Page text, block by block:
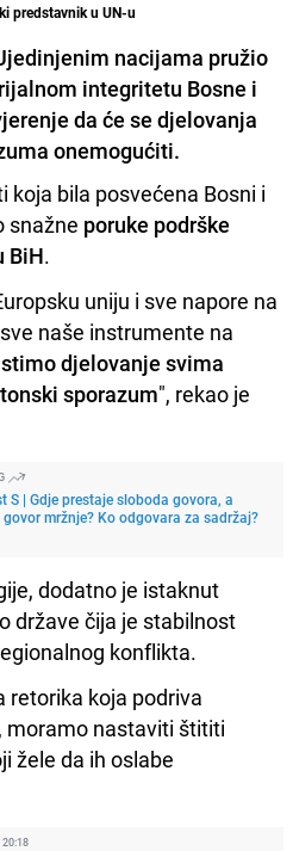
predstavnik u UN-u
nacijama pružio
integritetu Bosne i
da će se djelovanja
onemogućiti.
koja bila posvećena Bosni i
snažne poruke podrške
BiH.
uniju i sve napore na
naše instrumente na
djelovanje svima
sporazum", rekao je
S | Gdje prestaje sloboda govora, a
mržnje? Ko odgovara za sadržaj?
dodatno je istaknut
države čija je stabilnost
konflikta.
retorika koja podriva
nastaviti štititi
žele da ih oslabe